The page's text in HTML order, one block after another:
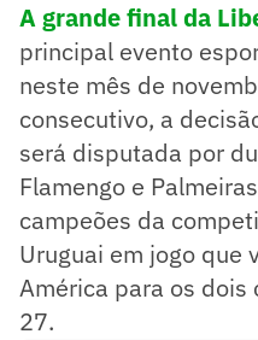
A grande final da
principal evento
neste mês de
consecutivo, a
será disputada por
Flamengo e
campeões da
Uruguai em jogo que
América para os dois
27.